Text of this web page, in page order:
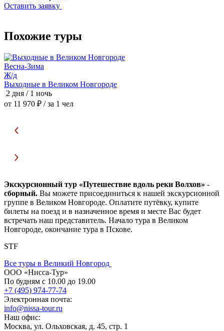
Оставить заявку
Похожие туры
Весна-Зима
Ж/д
Выходные в Великом Новгороде
2 дня / 1 ночь
от 11 970 ₽ / за 1 чел
Экскурсионный тур «Путешествие вдоль реки Волхов» -
сборный. Вы можете присоединиться к нашей экскурсионной
группе в Великом Новгороде. Оплатите путёвку, купите
билеты на поезд и в назначенное время и месте Вас будет
встречать наш представитель. Начало тура в Великом
Новгороде, окончание тура в Пскове.
STF
Все туры в Великий Новгород
ООО «Нисса-Тур»
По будням с 10.00 до 19.00
+7 (495) 974-77-74
Электронная почта:
info@nissa-tour.ru
Наш офис:
Москва, ул. Ольховская, д. 45, стр. 1